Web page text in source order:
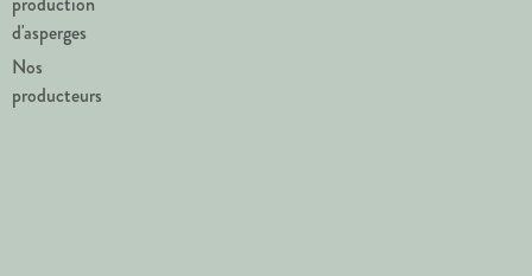
d'asperges
Nos
producteurs